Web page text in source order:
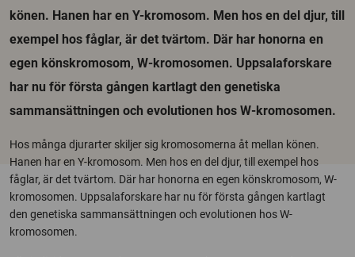
könen. Hanen har en Y-kromosom. Men hos en del djur, till
exempel hos fåglar, är det tvärtom. Där har honorna en
egen könskromosom, W-kromosomen. Uppsalaforskare
har nu för första gången kartlagt den genetiska
sammansättningen och evolutionen hos W-kromosomen.
Hos många djurarter skiljer sig kromosomerna åt mellan könen.
Hanen har en Y-kromosom. Men hos en del djur, till exempel hos
fåglar, är det tvärtom. Där har honorna en egen könskromosom, W-
kromosomen. Uppsalaforskare har nu för första gången kartlagt
den genetiska sammansättningen och evolutionen hos W-
kromosomen.